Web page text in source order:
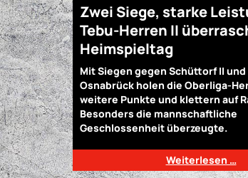
Zwei Siege, starke
Tebu-Herren II
Heimspieltag
Mit Siegen gegen Schüttorf II und
Osnabrück holen die Oberliga-
weitere Punkte und klettern auf
Besonders die mannschaftliche
Geschlossenheit überzeugte.
Weiterlesen …